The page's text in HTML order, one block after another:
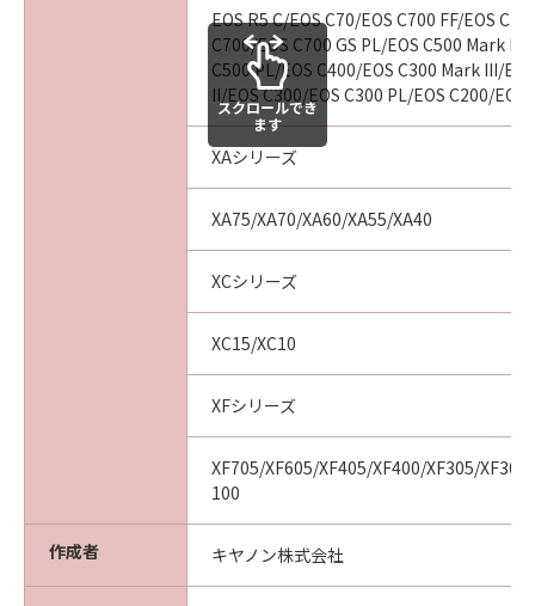
EOS R5 C/EOS C70/EOS C700 FF/EOS
C700/EOS C700 GS PL/EOS C500 Mark II/
C500 PL/EOS C400/EOS C300 Mark III/
II/EOS C300/EOS C300 PL/EOS C200/EOS
XAシリーズ
XA75/XA70/XA60/XA55/XA40
XCシリーズ
XC15/XC10
XFシリーズ
XF705/XF605/XF405/XF400/XF305/
100
作成者 キヤノン株式会社
スクロールでき
ます